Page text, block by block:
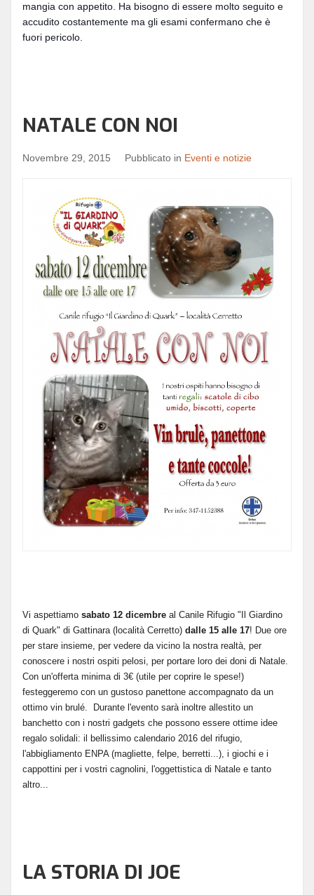
mangia con appetito. Ha bisogno di essere molto seguito e
accudito costantemente ma gli esami confermano che è
fuori pericolo.
NATALE CON NOI
Novembre 29, 2015 Pubblicato in Eventi e notizie
Vi aspettiamo sabato 12 dicembre al Canile Rifugio "Il Giardino
di Quark" di Gattinara (località Cerretto) dalle 15 alle 17! Due ore
per stare insieme, per vedere da vicino la nostra realtà, per
conoscere i nostri ospiti pelosi, per portare loro dei doni di Natale.
Con un'offerta minima di 3€ (utile per coprire le spese!)
festeggeremo con un gustoso panettone accompagnato da un
ottimo vin brulé. Durante l'evento sarà inoltre allestito un
banchetto con i nostri gadgets che possono essere ottime idee
regalo solidali: il bellissimo calendario 2016 del rifugio,
l'abbigliamento ENPA (magliette, felpe, berretti...), i giochi e i
cappottini per i vostri cagnolini, l'oggettistica di Natale e tanto
altro...
LA STORIA DI JOE